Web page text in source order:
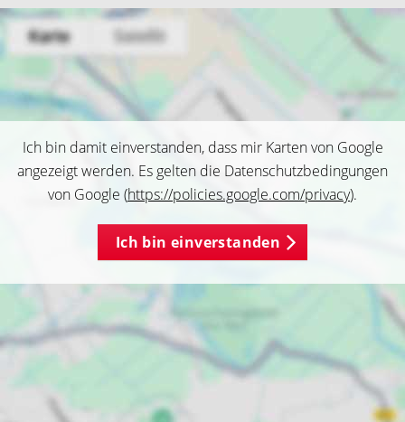
Ich bin damit einverstanden, dass mir Karten von Google
angezeigt werden. Es gelten die Datenschutzbedingungen
von Google (https://policies.google.com/privacy).
Ich bin einverstanden